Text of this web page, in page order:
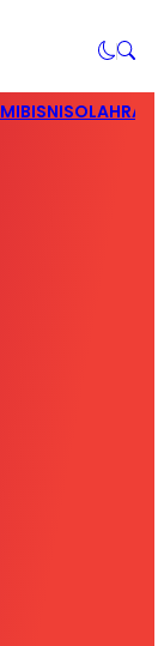
BISNIS